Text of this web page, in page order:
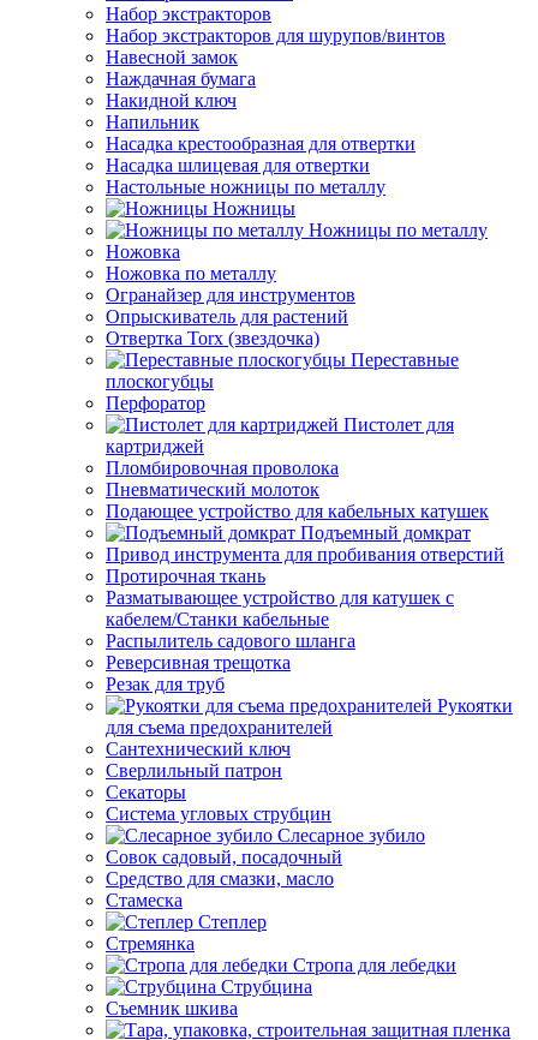
Набор экстракторов
Набор экстракторов для шурупов/винтов
Навесной замок
Наждачная бумага
Накидной ключ
Напильник
Насадка крестообразная для отвертки
Насадка шлицевая для отвертки
Настольные ножницы по металлу
Ножницы
Ножницы по металлу
Ножовка
Ножовка по металлу
Огранайзер для инструментов
Опрыскиватель для растений
Отвертка Torx (звездочка)
Переставные
плоскогубцы
Перфоратор
Пистолет для
картриджей
Пломбировочная проволока
Пневматический молоток
Подающее устройство для кабельных катушек
Подъемный домкрат
Привод инструмента для пробивания отверстий
Протирочная ткань
Разматывающее устройство для катушек с
кабелем/Станки кабельные
Распылитель садового шланга
Реверсивная трещотка
Резак для труб
Рукоятки
для съема предохранителей
Сантехнический ключ
Сверлильный патрон
Секаторы
Система угловых струбцин
Слесарное зубило
Совок садовый, посадочный
Средство для смазки, масло
Стамеска
Степлер
Стремянка
Стропа для лебедки
Струбцина
Съемник шкива